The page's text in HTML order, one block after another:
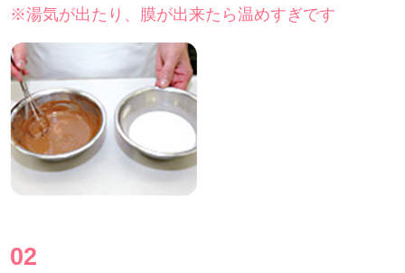
※湯気が出たり、膜が出来たら温めすぎです
02